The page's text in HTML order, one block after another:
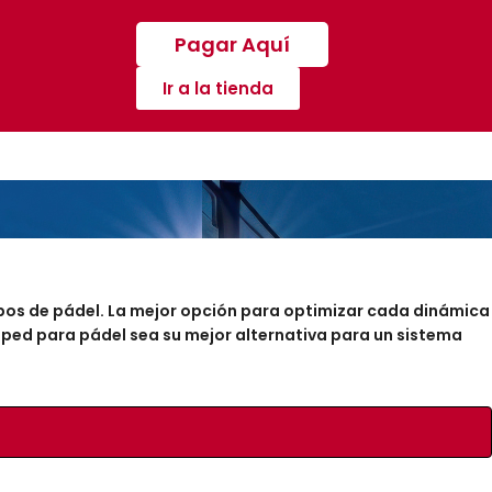
Pagar Aquí
Ir a la tienda
de pádel. La mejor opción para optimizar cada dinámica
para pádel sea su mejor alternativa para un sistema